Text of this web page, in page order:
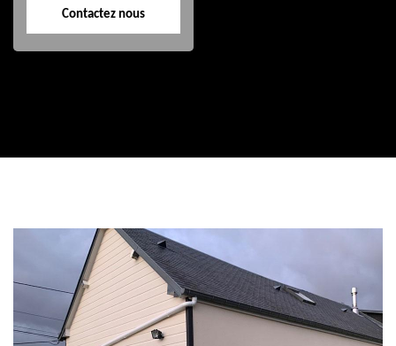
Contactez nous